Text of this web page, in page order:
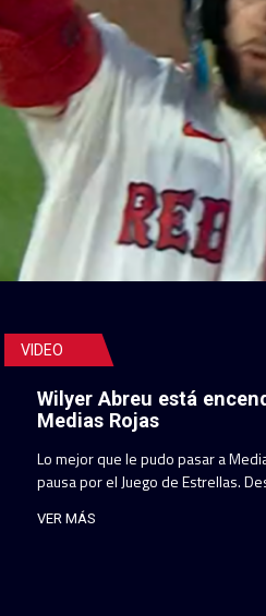
VIDEO
Wilyer Abreu está
Medias Rojas
Lo mejor que le pudo pasar a
pausa por el Juego de Estrellas.
VER MÁS